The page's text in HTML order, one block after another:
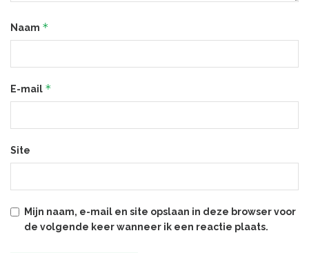
Naam *
E-mail *
Site
Mijn naam, e-mail en site opslaan in deze browser voor
de volgende keer wanneer ik een reactie plaats.